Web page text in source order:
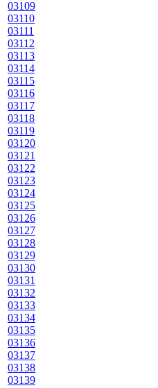
03109
03110
03111
03112
03113
03114
03115
03116
03117
03118
03119
03120
03121
03122
03123
03124
03125
03126
03127
03128
03129
03130
03131
03132
03133
03134
03135
03136
03137
03138
03139